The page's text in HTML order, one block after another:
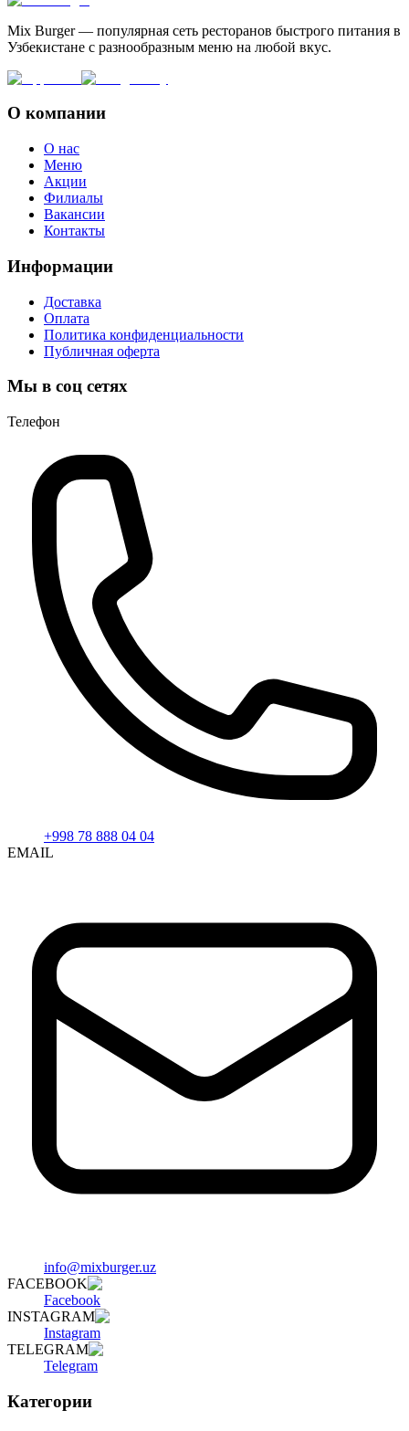
Mix Burger — популярная сеть ресторанов быстрого питания в
Узбекистане с разнообразным меню на любой вкус.
О компании
О нас
Меню
Акции
Филиалы
Вакансии
Контакты
Информации
Доставка
Оплата
Политика конфиденциальности
Публичная оферта
Мы в соц сетях
Телефон
+998 78 888 04 04
EMAIL
info@mixburger.uz
FACEBOOK
Facebook
INSTAGRAM
Instagram
TELEGRAM
Telegram
Категории